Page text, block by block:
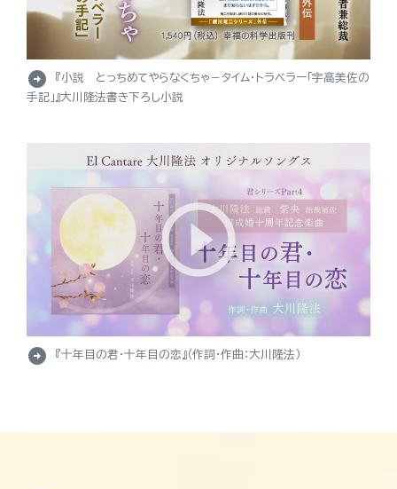
arrow_circle_right
『小説 とっちめてやらなくちゃ－タイム・トラベラー「宇高美佐の
手記」』大川隆法書き下ろし小説
arrow_circle_right 『十年目の君・十年目の恋』（作詞・作曲：大川隆法）